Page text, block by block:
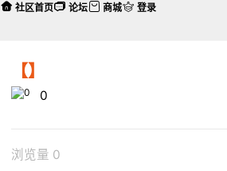
【】
0
浏览量 0
社区首页 论坛 商城 登录